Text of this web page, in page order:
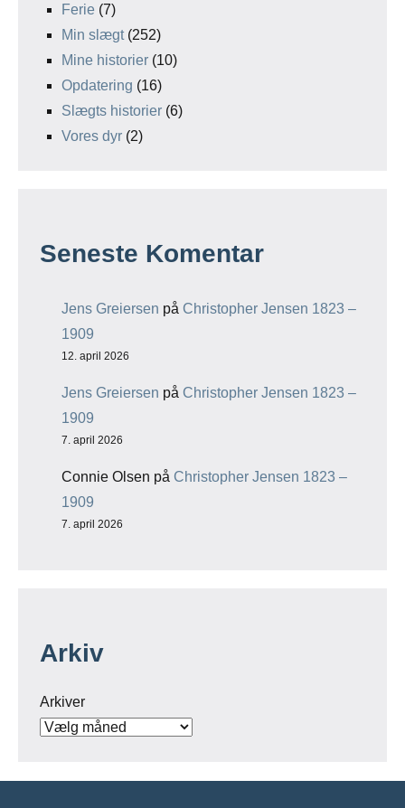
Ferie (7)
Min slægt(252)
Mine historier (10)
Opdatering (16)
Slægts historier (6)
Vores dyr (2)
Seneste Komentar
Jens Greiersen på Christopher Jensen 1823 –
1909
12. april 2026
Jens Greiersen på Christopher Jensen 1823 –
1909
7. april 2026
Connie Olsen på Christopher Jensen 1823 –
1909
7. april 2026
Arkiv
Arkiver